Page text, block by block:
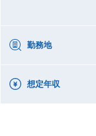
勤務地
想定年収